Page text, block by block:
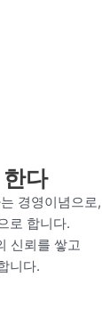
다
경영이념으로,
로 합니다.
신뢰를 쌓고
니다.